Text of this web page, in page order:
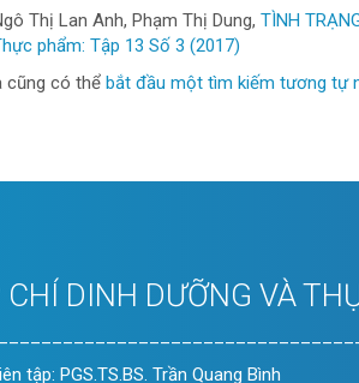
Thị Lan Anh, Phạm Thị Dung, TÌNH
phẩm: Tập 13 Số 3 (2017)
cũng có thể bắt đầu một tìm kiếm tương tự
CHÍ DINH DƯỠNG VÀ
tập: PGS.TS.BS. Trần Quang Bình